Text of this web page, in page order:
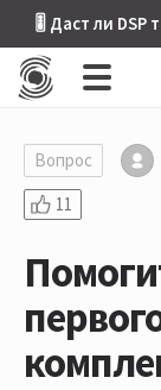
🎚 Даст ли DSP
Вопрос
11